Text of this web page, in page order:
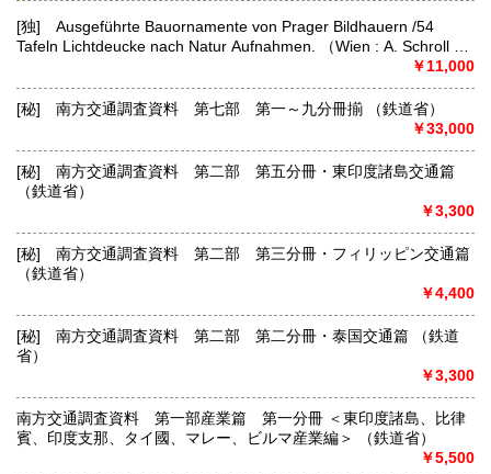
[独] Ausgeführte Bauornamente von Prager Bildhauern /54
Tafeln Lichtdeucke nach Natur Aufnahmen. （Wien : A. Schroll &
￥11,000
[秘] 南方交通調査資料 第七部 第一～九分冊揃 （鉄道省）
￥33,000
[秘] 南方交通調査資料 第二部 第五分冊・東印度諸島交通篇
（鉄道省）
￥3,300
[秘] 南方交通調査資料 第二部 第三分冊・フィリッピン交通篇
（鉄道省）
￥4,400
[秘] 南方交通調査資料 第二部 第二分冊・泰国交通篇 （鉄道
省）
￥3,300
南方交通調査資料 第一部産業篇 第一分冊 ＜東印度諸島、比律
賓、印度支那、タイ國、マレー、ビルマ産業編＞ （鉄道省）
￥5,500